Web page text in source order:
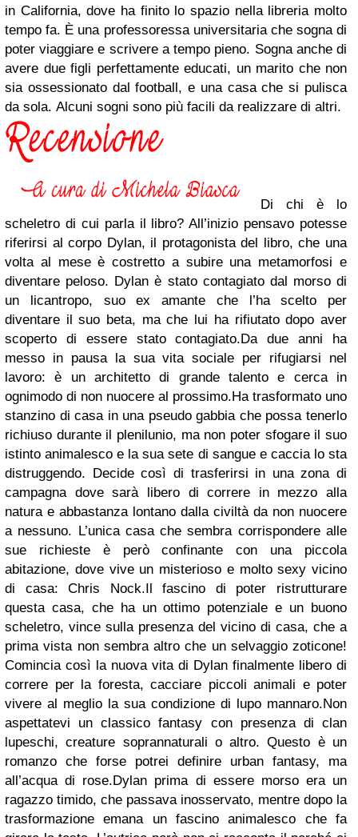
in California, dove ha finito lo spazio nella libreria molto
tempo fa. È una professoressa universitaria che sogna di
poter viaggiare e scrivere a tempo pieno. Sogna anche di
avere due figli perfettamente educati, un marito che non
sia ossessionato dal football, e una casa che si pulisca
da sola. Alcuni sogni sono più facili da realizzare di altri.
Di chi è lo
scheletro di cui parla il libro? All’inizio pensavo potesse
riferirsi al corpo Dylan, il protagonista del libro, che una
volta al mese è costretto a subire una metamorfosi e
diventare peloso. Dylan è stato contagiato dal morso di
un licantropo, suo ex amante che l’ha scelto per
diventare il suo beta, ma che lui ha rifiutato dopo aver
scoperto di essere stato contagiato.Da due anni ha
messo in pausa la sua vita sociale per rifugiarsi nel
lavoro: è un architetto di grande talento e cerca in
ognimodo di non nuocere al prossimo.Ha trasformato uno
stanzino di casa in una pseudo gabbia che possa tenerlo
richiuso durante il plenilunio, ma non poter sfogare il suo
istinto animalesco e la sua sete di sangue e caccia lo sta
distruggendo. Decide così di trasferirsi in una zona di
campagna dove sarà libero di correre in mezzo alla
natura e abbastanza lontano dalla civiltà da non nuocere
a nessuno. L’unica casa che sembra corrispondere alle
sue richieste è però confinante con una piccola
abitazione, dove vive un misterioso e molto sexy vicino
di casa: Chris Nock.Il fascino di poter ristrutturare
questa casa, che ha un ottimo potenziale e un buono
scheletro, vince sulla presenza del vicino di casa, che a
prima vista non sembra altro che un selvaggio zoticone!
Comincia così la nuova vita di Dylan finalmente libero di
correre per la foresta, cacciare piccoli animali e poter
vivere al meglio la sua condizione di lupo mannaro.Non
aspettatevi un classico fantasy con presenza di clan
lupeschi, creature soprannaturali o altro. Questo è un
romanzo che forse potrei definire urban fantasy, ma
all’acqua di rose.Dylan prima di essere morso era un
ragazzo timido, che passava inosservato, mentre dopo la
trasformazione emana un fascino animalesco che fa